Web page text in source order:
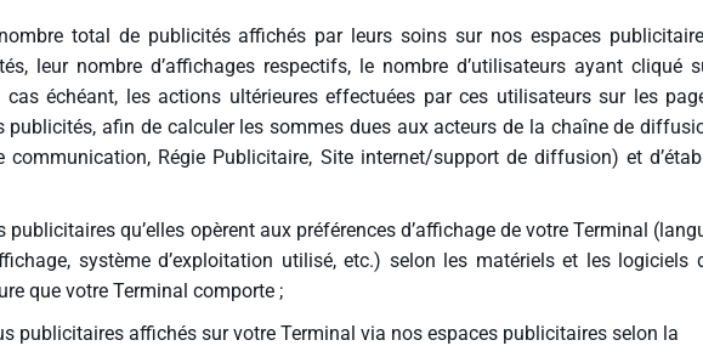
total de publicités affichés par leurs soins sur nos espaces
leur nombre d’affichages respectifs, le nombre d’utilisateurs ayant cliqué
échéant, les actions ultérieures effectuées par ces utilisateurs sur les
publicités, afin de calculer les sommes dues aux acteurs de la chaîne de
communication, Régie Publicitaire, Site internet/support de diffusion) et
publicitaires qu’elles opèrent aux préférences d’affichage de votre Terminal
système d’exploitation utilisé, etc.) selon les matériels et les logiciels
que votre Terminal comporte ;
publicitaires affichés sur votre Terminal via nos espaces publicitaires selon la